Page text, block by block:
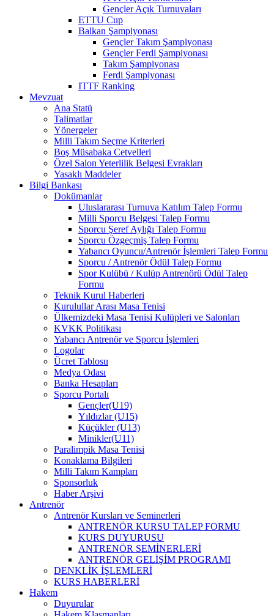
Gençler Açık Turnuvaları
ETTU Cup
Balkan Şampiyonası
Gençler Takım Şampiyonası
Gençler Ferdi Şampiyonası
Takım Şampiyonası
Ferdi Şampiyonası
ITTF Ranking
Mevzuat
Ana Statü
Talimatlar
Yönergeler
Milli Takım Seçme Kriterleri
Boş Müsabaka Cetvelleri
Özel Salon Yeterlilik Belgesi Evrakları
Yasaklı Maddeler
Bilgi Bankası
Dokümanlar
Uluslararası Turnuva Katılım Talep Formu
Milli Sporcu Belgesi Talep Formu
Sporcu Şeref Aylığı Talep Formu
Sporcu Özgeçmiş Talep Formu
Yabancı Oyuncu/Antrenör İşlemleri Talep Formu
Sporcu / Antrenör Ödül Talep Formu
Spor Kulübü / Kulüp Antrenörü Ödül Talep
Formu
Teknik Kurul Haberleri
Kurulullar Arası Masa Tenisi
Ülkemizdeki Masa Tenisi Kulüpleri ve Salonları
KVKK Politikası
Yabancı Antrenör ve Sporcu İşlemleri
Logolar
Ücret Tablosu
Medya Odası
Banka Hesapları
Sporcu Portalı
Gençler(U19)
Yıldızlar (U15)
Küçükler (U13)
Minikler(U11)
Paralimpik Masa Tenisi
Konaklama Bilgileri
Milli Takım Kampları
Sponsorluk
Haber Arşivi
Antrenör
Antrenör Kursları ve Seminerleri
ANTRENÖR KURSU TALEP FORMU
KURS DUYURUSU
ANTRENÖR SEMİNERLERİ
ANTRENÖR GELİŞİM PROGRAMI
DENKLİK İŞLEMLERİ
KURS HABERLERİ
Hakem
Duyurular